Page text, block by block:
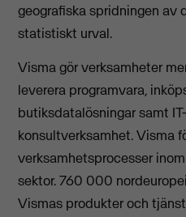
geografiska spridningen av
statistiskt urval.
Visma gör verksamheter
leverera programvara,
butiksdatalösningar samt
konsultverksamhet. Visma
verksamhetsprocesser
sektor. 760 000
Vismas produkter och